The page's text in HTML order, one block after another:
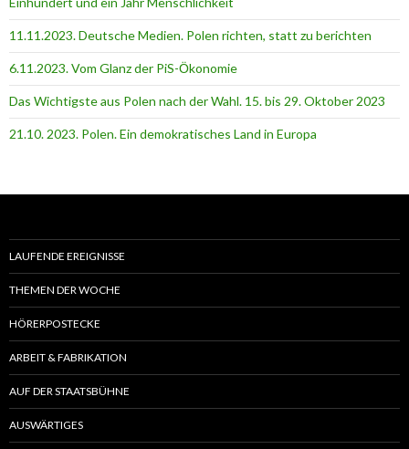
11.11.2023. Deutsche Medien. Polen richten, statt zu berichten
6.11.2023. Vom Glanz der PiS-Ӧkonomie
Das Wichtigste aus Polen nach der Wahl. 15. bis 29. Oktober 2023
21.10. 2023. Polen. Ein demokratisches Land in Europa
LAUFENDE EREIGNISSE
THEMEN DER WOCHE
HÖRERPOSTECKE
ARBEIT & FABRIKATION
AUF DER STAATSBÜHNE
AUSWÄRTIGES